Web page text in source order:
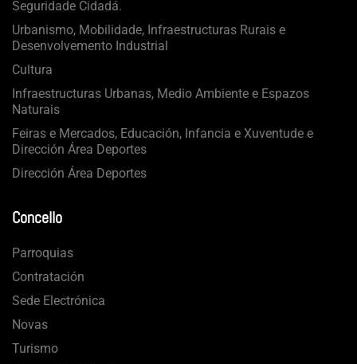
Seguridade Cidadá.
Urbanismo, Mobilidade, Infraestructuras Rurais e
Desenvolvemento Industrial
Cultura
Infraestructuras Urbanas, Medio Ambiente e Espazos
Naturais
Feiras e Mercados, Educación, Infancia e Xuventude e
Dirección Área Deportes
Dirección Área Deportes
Concello
Parroquias
Contratación
Sede Electrónica
Novas
Turismo